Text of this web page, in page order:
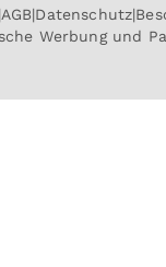
AGB Datenschutz
Werbung und